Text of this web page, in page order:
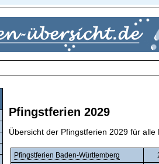
Pfingstferien 2029
Übersicht der Pfingstferien 2029 für
Pfingstferien Baden-Württemberg